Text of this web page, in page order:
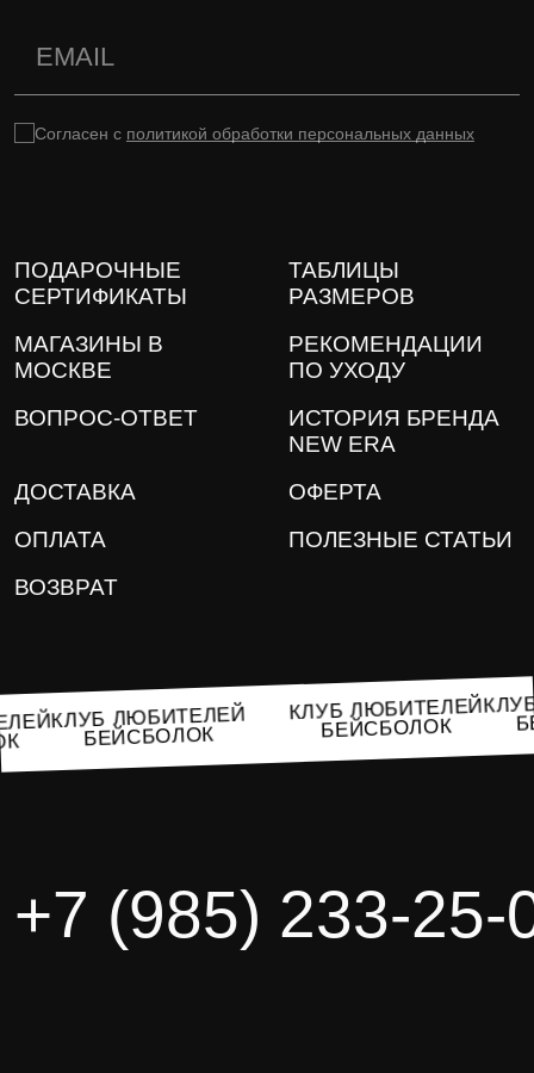
Согласен с политикой обработки персональных данных
ПОДАРОЧНЫЕ
СЕРТИФИКАТЫ
ТАБЛИЦЫ
РАЗМЕРОВ
МАГАЗИНЫ В
МОСКВЕ
РЕКОМЕНДАЦИИ
ПО УХОДУ
ВОПРОС-ОТВЕТ
ИСТОРИЯ БРЕНДА
NEW ERA
ДОСТАВКА
ОФЕРТА
ОПЛАТА
ПОЛЕЗНЫЕ СТАТЬИ
ВОЗВРАТ
КЛУБ ЛЮБИТЕЛЕЙ
БЕЙСБОЛОК
КЛУБ ЛЮБИТЕЛЕЙ
БЕЙСБОЛОК
+7 (985) 233-25-